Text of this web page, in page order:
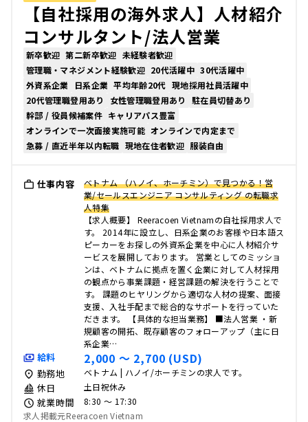
【自社採用の海外求人】人材紹介
コンサルタント/法人営業
新卒歓迎 第二新卒歓迎 未経験者歓迎
管理職・マネジメント経験歓迎 20代活躍中 30代活躍中
外資系企業
日系企業 平均年齢20代 現地採用社員活躍中
20代管理職登用あり
女性管理職登用あり
駐在員切替あり
幹部 / 役員候補案件 キャリアパス豊富
オンラインで一次面接実施可能 オンラインで内定まで
急募 / 直近半年以内転職 現地在住者歓迎 服装自由
仕事内容
ベトナム （ハノイ、ホーチミン）で見つかる！営
業/セールスエンジニア コンサルティング の転職求
人特集
【求人概要】 Reeracoen Vietnamの自社採用求人で
す。 2014年に設立し、日系企業のお客様や日本語ス
ピーカーをお探しの外資系企業を中心に人材紹介サ
ービスを展開しております。 営業としてのミッショ
ンは、ベトナムに拠点を置く企業に対して人材採用
の観点から事業課題・経営課題の解決を行うことで
す。 課題のヒヤリングから適切な人材の提案、面接
支援、入社手配まで総合的なサポートを行っていた
だきます。 【具体的な担当業務】 ■法人営業 ・新
規顧客の開拓、既存顧客のフォローアップ（主に日
系企業…
給料 2,000 〜 2,700 (USD)
勤務地 ベトナム | ハノイ/ホーチミンの求人です。
休日 土日祝休み
就業時間
8:30 〜 17:30
求人掲載元Reeracoen Vietnam